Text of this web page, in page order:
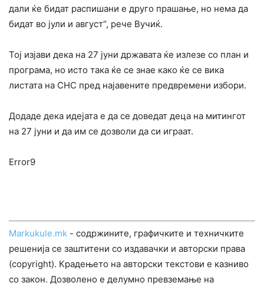
дали ќе бидат распишани е друго прашање, но нема да
бидат во јули и август“, рече Вучиќ.
Тој изјави дека на 27 јуни државата ќе излезе со план и
програма, но исто така ќе се знае како ќе се вика
листата на СНС пред најавените предвремени избори.
Додаде дека идејата е да се доведат деца на митингот
на 27 јуни и да им се дозволи да си играат.
Error9
Markukule.mk - содржините, графичките и техничките
решенија се заштитени со издавачки и авторски права
(copyright). Крадењето на авторски текстови е казниво
со закон. Дозволено е делумно превземање на